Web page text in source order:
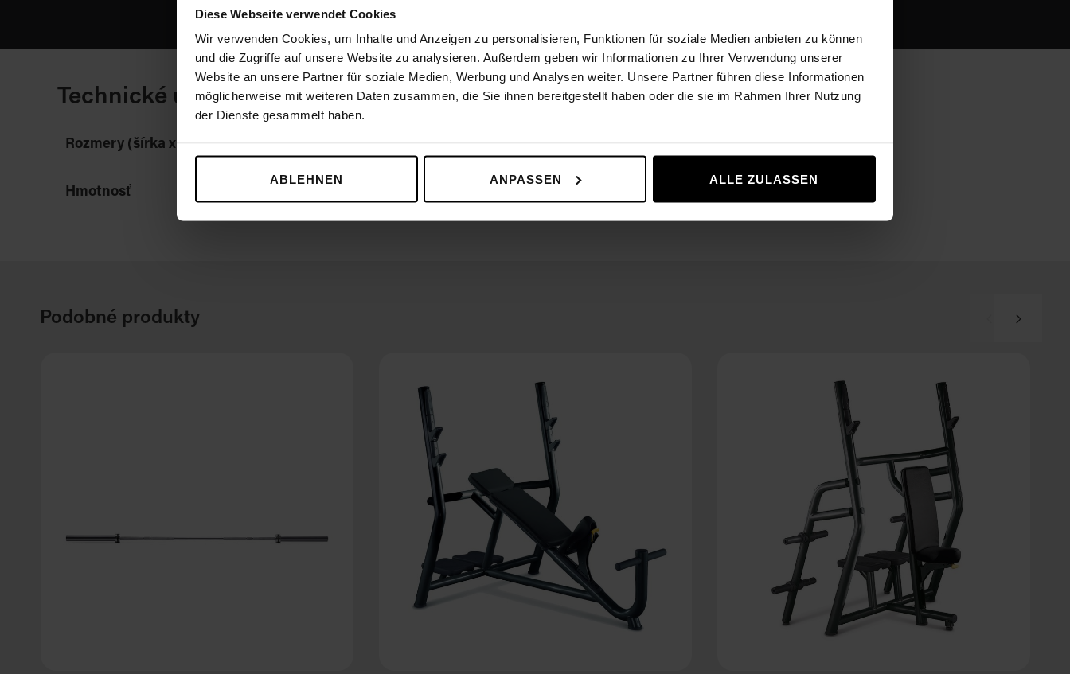
Diese Webseite verwendet Cookies
Wir verwenden Cookies, um Inhalte und Anzeigen zu personalisieren, Funktionen für soziale Medien anbieten zu können
und die Zugriffe auf unsere Website zu analysieren. Außerdem geben wir Informationen zu Ihrer Verwendung unserer
Website an unsere Partner für soziale Medien, Werbung und Analysen weiter. Unsere Partner führen diese Informationen
möglicherweise mit weiteren Daten zusammen, die Sie ihnen bereitgestellt haben oder die sie im Rahmen Ihrer Nutzung
der Dienste gesammelt haben.
ABLEHNEN ANPASSEN ALLE ZULASSEN
Technické údaje
Rozmery (šírka x dĺžka x výška)
Hmotnosť
Podobné produkty